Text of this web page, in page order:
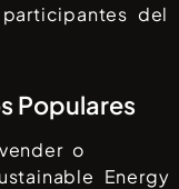
del
Populares
o
Energy